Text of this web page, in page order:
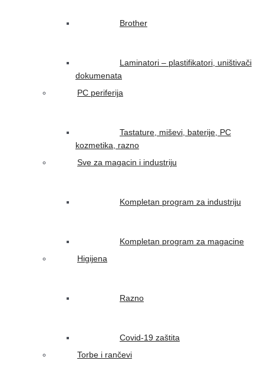
Brother
Laminatori – plastifikatori, uništivači
dokumenata
PC periferija
Tastature, miševi, baterije, PC
kozmetika, razno
Sve za magacin i industriju
Kompletan program za industriju
Kompletan program za magacine
Higijena
Razno
Covid-19 zaštita
Torbe i rančevi